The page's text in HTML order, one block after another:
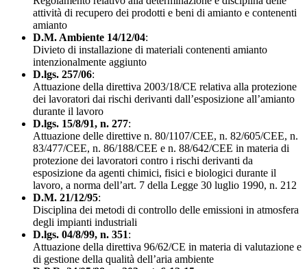
attività di recupero dei prodotti e beni di amianto e contenenti
amianto
D.M. Ambiente 14/12/04:
Divieto di installazione di materiali contenenti amianto
intenzionalmente aggiunto
D.lgs. 257/06:
Attuazione della direttiva 2003/18/CE relativa alla protezione
dei lavoratori dai rischi derivanti dall’esposizione all’amianto
durante il lavoro
D.lgs. 15/8/91, n. 277:
Attuazione delle direttive n. 80/1107/CEE, n. 82/605/CEE, n.
83/477/CEE, n. 86/188/CEE e n. 88/642/CEE in materia di
protezione dei lavoratori contro i rischi derivanti da
esposizione da agenti chimici, fisici e biologici durante il
lavoro, a norma dell’art. 7 della Legge 30 luglio 1990, n. 212
D.M. 21/12/95:
Disciplina dei metodi di controllo delle emissioni in atmosfera
degli impianti industriali
D.lgs. 04/8/99, n. 351:
Attuazione della direttiva 96/62/CE in materia di valutazione e
di gestione della qualità dell’aria ambiente